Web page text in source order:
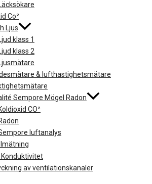
Co²
Ljus
klass 1
klass 2
& lufthastighetsmätare
Sempore Mögel Radon
CO²
luftanalys
Konduktivitet
av ventilationskanaler